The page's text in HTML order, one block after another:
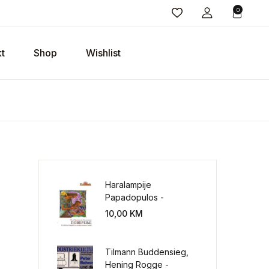
0
Shop Wishlist
Haralampije
Papadopulos -
Poverenje: sloboda od
10,00 KM
Tilmann Buddensieg,
Hening Rogge -